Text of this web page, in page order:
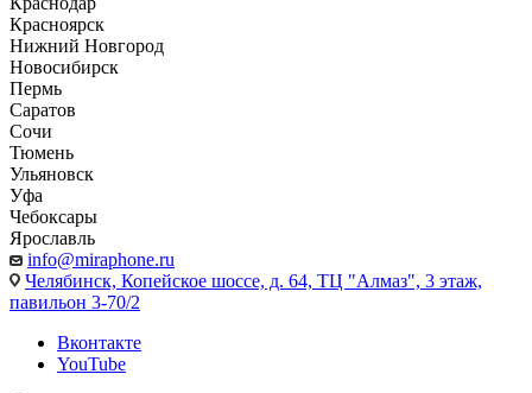
Красноярск
Нижний Новгород
Новосибирск
Пермь
Саратов
Сочи
Тюмень
Ульяновск
Уфа
Чебоксары
Ярославль
info@miraphone.ru
Челябинск, Копейское шоссе, д. 64, ТЦ "Алмаз", 3 этаж,
павильон 3-70/2
Вконтакте
YouTube